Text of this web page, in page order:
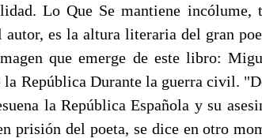
Lo Que Se mantiene
autor, es la altura literaria del gran
que emerge de este libro:
la República Durante la guerra civil.
la República Española y su
prisión del poeta, se dice en otro